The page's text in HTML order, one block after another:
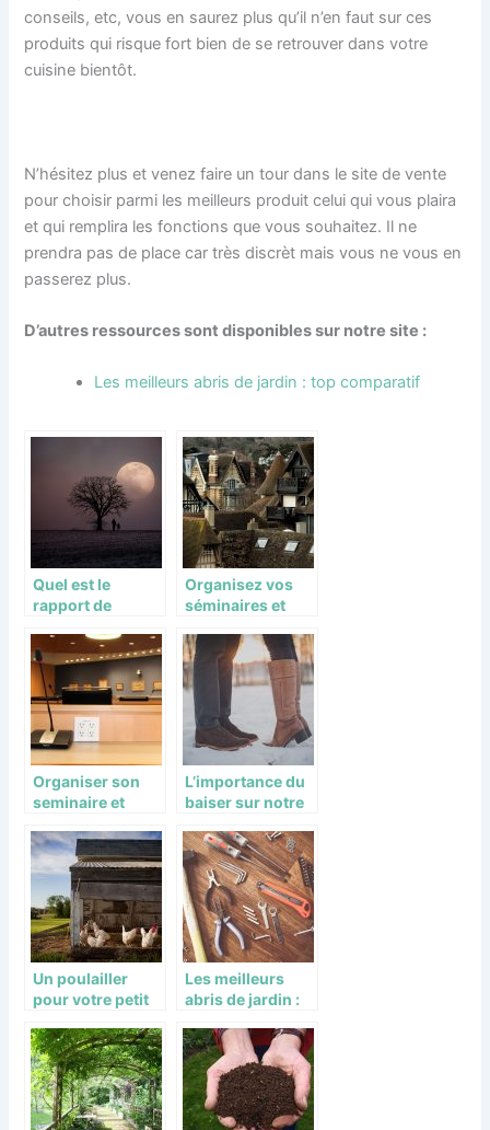
conseils, etc, vous en saurez plus qu’il n’en faut sur ces
produits qui risque fort bien de se retrouver dans votre
cuisine bientôt.
N’hésitez plus et venez faire un tour dans le site de vente
pour choisir parmi les meilleurs produit celui qui vous plaira
et qui remplira les fonctions que vous souhaitez. Il ne
prendra pas de place car très discrèt mais vous ne vous en
passerez plus.
D’autres ressources sont disponibles sur notre site :
Les meilleurs abris de jardin : top comparatif
Quel est le
rapport de
nature ?
Organisez vos
séminaires et
cérémonies à
Deauville
Organiser son
seminaire et
évènements près
de la ville de
Deauville
L’importance du
baiser sur notre
Un poulailler
pour votre petit
Les meilleurs
abris de jardin :